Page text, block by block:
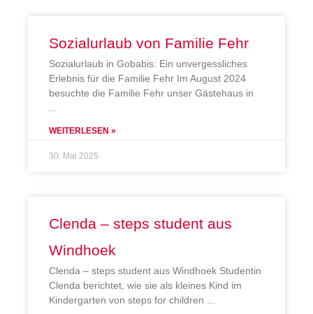
Sozialurlaub von Familie Fehr
Sozialurlaub in Gobabis: Ein unvergessliches
Erlebnis für die Familie Fehr Im August 2024
besuchte die Familie Fehr unser Gästehaus in
WEITERLESEN »
30. Mai 2025
Clenda – steps student aus
Windhoek
Clenda – steps student aus Windhoek Studentin
Clenda berichtet, wie sie als kleines Kind im
Kindergarten von steps for children